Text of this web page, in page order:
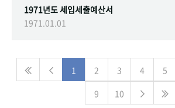
1971년도 세입세출예산서
1971.01.01
1 2 3 4 5
9
10